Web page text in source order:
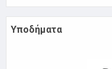
Υποδήματα